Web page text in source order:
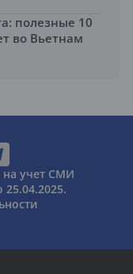
полезные 10
во Вьетнам
на учет СМИ
25.04.2025.